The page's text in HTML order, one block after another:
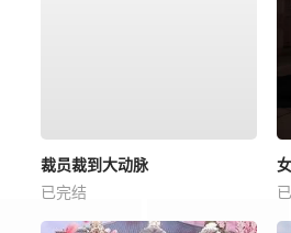
裁员裁到大动脉
已完结